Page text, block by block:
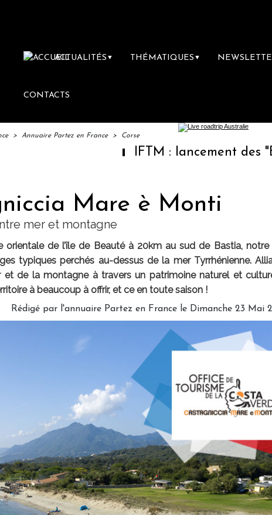
ACTUALITÉS ▼ THÉMATIQUES ▼
CONTACTS
> Annuaire Partez en France > Corse
IFTM : lancement des "Escales
Mare è Monti
mer et montagne
orientale de l’île de Beauté à 20km au sud de Bastia,
typiques perchés au-dessus de la mer Tyrrhénienne.
et de la montagne à travers un patrimoine naturel et
à beaucoup à offrir, et ce en toute saison !
Rédigé par l'annuaire Partez en France le Dimanche 23 Mai